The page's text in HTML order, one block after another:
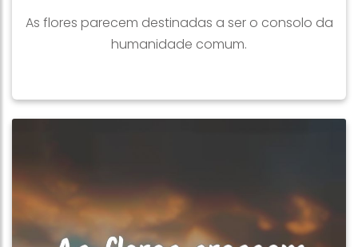
As flores parecem destinadas a ser o consolo da
humanidade comum.